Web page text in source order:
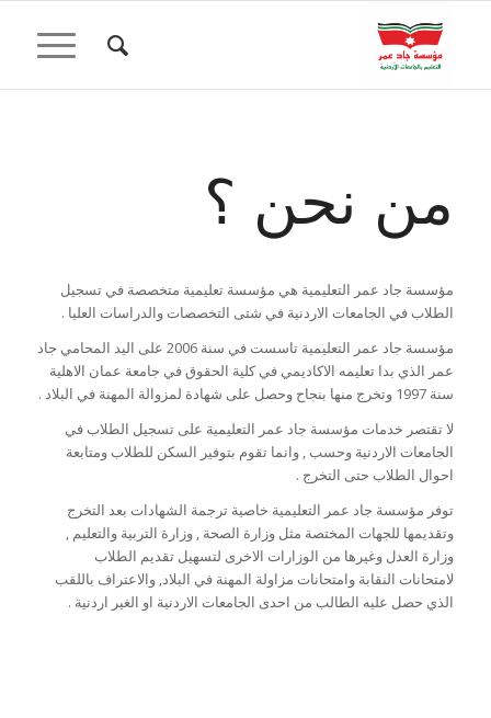
من نحن ؟
مؤسسة جاد عمر التعليمية هي مؤسسة تعليمية متخصصة في تسجيل
الطلاب في الجامعات الاردنية في شتى التخصصات والدراسات العليا .
مؤسسة جاد عمر التعليمية تاسست في سنة 2006 على اليد المحامي جاد
عمر الذي بدا تعليمه الاكاديمي في كلية الحقوق في جامعة عمان الاهلية
سنة 1997 وتخرج منها بنجاح وحصل على شهادة لمزوالة المهنة في البلاد .
لا تقتصر خدمات مؤسسة جاد عمر التعليمية على تسجيل الطلاب في
الجامعات الاردنية وحسب , وانما تقوم بتوفير السكن للطلاب ومتابعة
احوال الطلاب حتى التخرج .
توفر مؤسسة جاد عمر التعليمية خاصية ترجمة الشهادات بعد التخرج
وتقديمها للجهات المختصة مثل وزارة الصحة , وزارة التربية والتعليم ,
وزارة العدل وغيرها من الوزارات الاخرى لتسهيل تقديم الطلاب
لامتحانات النقابة وامتحانات مزاولة المهنة في البلاد, والاعتراف باللقب
الذي حصل عليه الطالب من احدى الجامعات الاردنية او الغير اردنية .